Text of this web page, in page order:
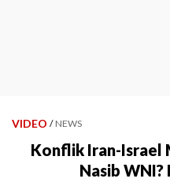
VIDEO / NEWS
Konflik Iran-Israel
Nasib